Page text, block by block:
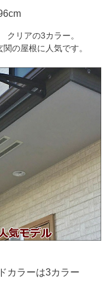
リアの3カラー。
の屋根に人気です。
カラーは3カラー